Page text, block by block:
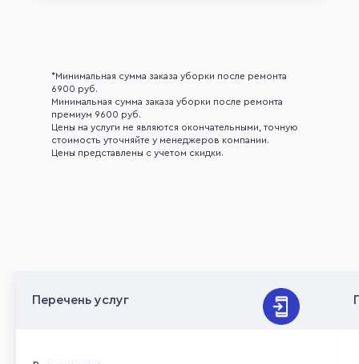
*Минимальная сумма заказа уборки после ремонта
6900 руб.
Минимальная сумма заказа уборки после ремонта
премиум 9600 руб.
Цены на услуги не являются окончательными, точную
стоимость уточняйте у менеджеров компании.
Цены представлены с учетом скидки.
Перечень услуг